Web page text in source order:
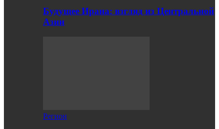
Будущее Ирана: взгляд из Центральной
Азии
Регион